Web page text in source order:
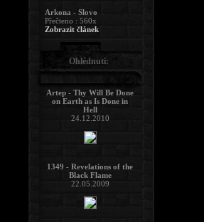
Arkona - Slovo
Přečteno : 560x
Zobrazit článek
Ohlédnutí:
Artep - Thy Will Be Done
on Earth as Is Done in
Hell
24.12.2010
1349 - Revelations of the
Black Flame
22.05.2009